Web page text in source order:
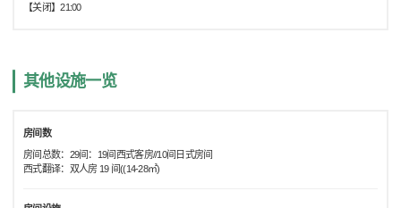
【关闭】21:00
其他设施一览
房间数
房间总数：29间：19间西式客房//10间日式房间
西式翻译：双人房 19 间((14-28㎡)